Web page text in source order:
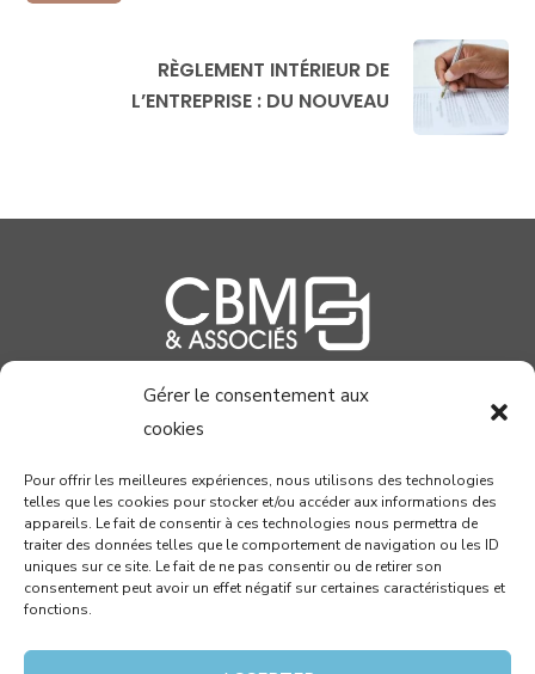
Gérer le consentement aux
cookies
Pour offrir les meilleures expériences, nous utilisons des technologies
telles que les cookies pour stocker et/ou accéder aux informations des
appareils. Le fait de consentir à ces technologies nous permettra de
traiter des données telles que le comportement de navigation ou les ID
uniques sur ce site. Le fait de ne pas consentir ou de retirer son
consentement peut avoir un effet négatif sur certaines caractéristiques et
fonctions.
RÈGLEMENT INTÉRIEUR DE
L’ENTREPRISE : DU NOUVEAU
04 99 58 37 40
78 allée John Napier
Atrium du Millénaire
34000 MONTPELLIER